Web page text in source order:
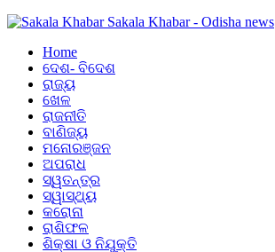
Sakala Khabar - Odisha news
Home
ଦେଶ- ବିଦେଶ
ରାଜ୍ୟ
ଖେଳ
ରାଜନୀତି
ବାଣିଜ୍ୟ
ମନୋରଞ୍ଜନ
ଅପରାଧ
ସ୍ୱତନ୍ତ୍ର
ସ୍ୱାସ୍ଥ୍ୟ
କରୋନା
ରାଶିଫଳ
ଶିକ୍ଷା ଓ ନିଯୁକ୍ତି